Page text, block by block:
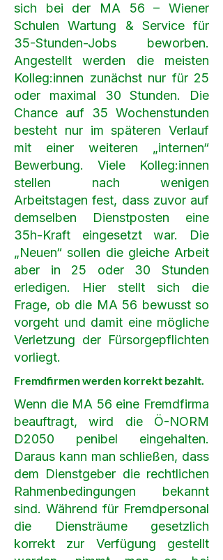
sich bei der MA 56 – Wiener
Schulen Wartung & Service für
35-Stunden-Jobs beworben.
Angestellt werden die meisten
Kolleg:innen zunächst nur für 25
oder maximal 30 Stunden. Die
Chance auf 35 Wochenstunden
besteht nur im späteren Verlauf
mit einer weiteren „internen“
Bewerbung. Viele Kolleg:innen
stellen nach wenigen
Arbeitstagen fest, dass zuvor auf
demselben Dienstposten eine
35h-Kraft eingesetzt war. Die
„Neuen“ sollen die gleiche Arbeit
aber in 25 oder 30 Stunden
erledigen. Hier stellt sich die
Frage, ob die MA 56 bewusst so
vorgeht und damit eine mögliche
Verletzung der Fürsorgepflichten
vorliegt.
Fremdfirmen werden korrekt bezahlt.
Wenn die MA 56 eine Fremdfirma
beauftragt, wird die Ö-NORM
D2050 penibel eingehalten.
Daraus kann man schließen, dass
dem Dienstgeber die rechtlichen
Rahmenbedingungen bekannt
sind. Während für Fremdpersonal
die Diensträume gesetzlich
korrekt zur Verfügung gestellt